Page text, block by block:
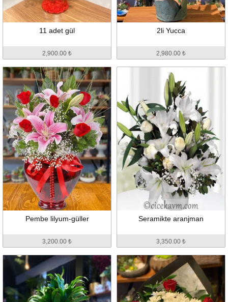
11 adet gül
2,900.00 ₺
2li Yucca
2,980.00 ₺
Pembe lilyum-güller
3,200.00 ₺
Seramikte aranjman
3,350.00 ₺